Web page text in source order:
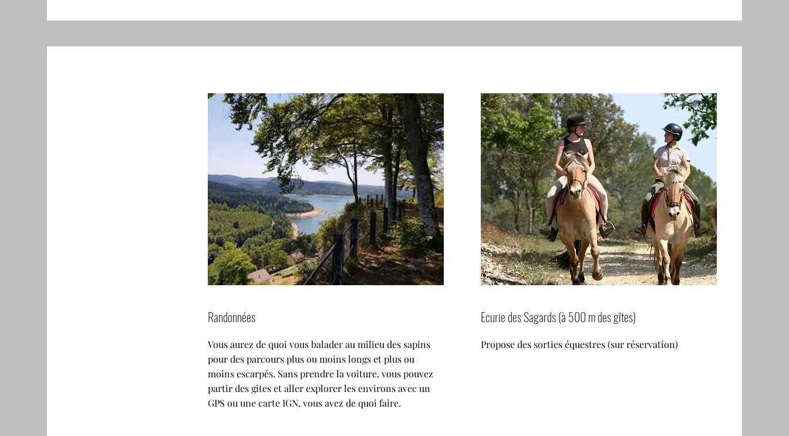
Randonnées
Vous aurez de quoi vous balader au milieu des sapins
pour des parcours plus ou moins longs et plus ou
moins escarpés. Sans prendre la voiture, vous pouvez
partir des gîtes et aller explorer les environs avec un
GPS ou une carte IGN, vous avez de quoi faire.
Ecurie des Sagards (à 500 m des gîtes)
Propose des sorties équestres (sur réservation)